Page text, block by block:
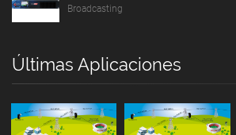
Broadcasting
Últimas Aplicaciones